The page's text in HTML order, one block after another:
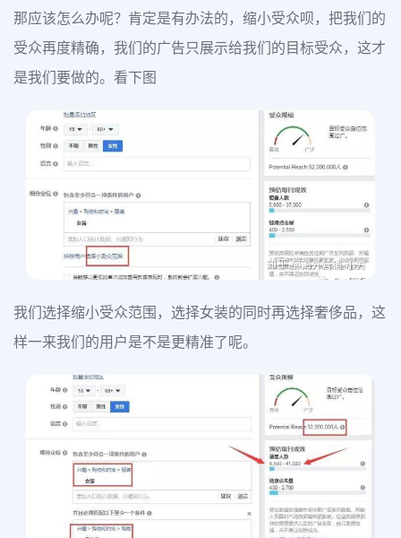
那应该怎么办呢？肯定是有办法的，缩小受众呗，把我们的
受众再度精确，我们的广告只展示给我们的目标受众，这才
是我们要做的。看下图
我们选择缩小受众范围，选择女装的同时再选择奢侈品，这
样一来我们的用户是不是更精准了呢。